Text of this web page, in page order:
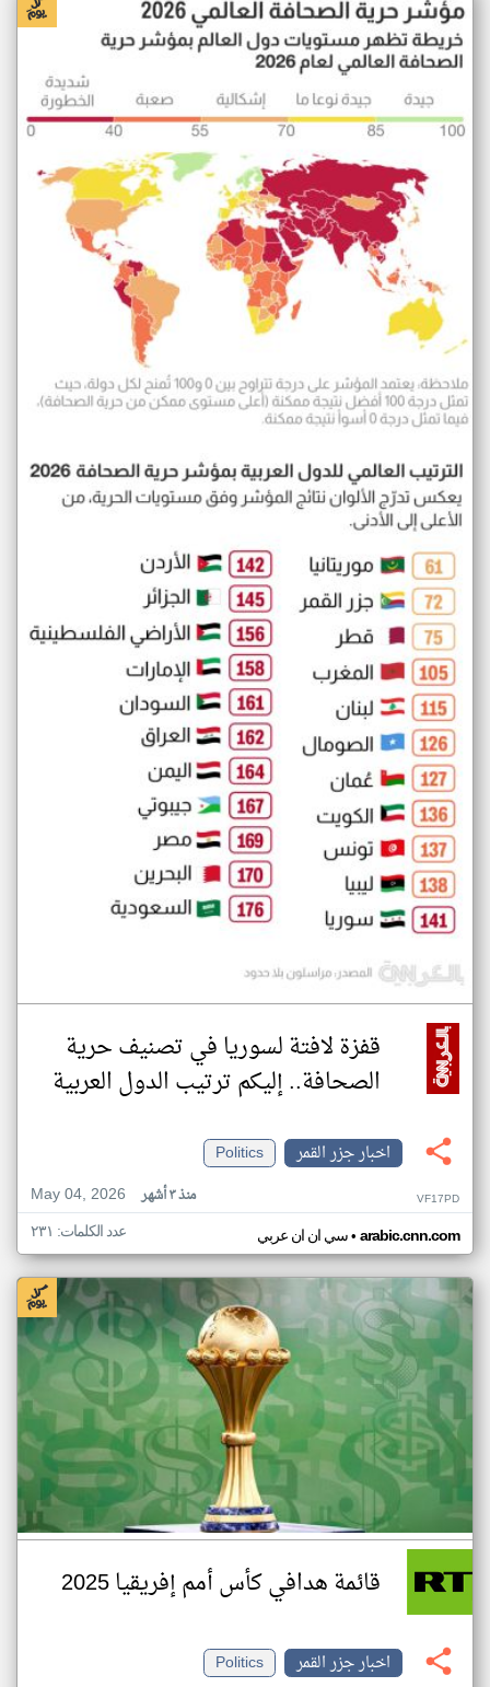
قفزة لافتة لسوريا في تصنيف حرية
الصحافة.. إليكم ترتيب الدول العربية
اخبار جزر القمر
Politics
May 04, 2026
منذ ٣ أشهر VF17PD
سي ان ان عربي• arabic.cnn.com عدد الكلمات: ٢٣١
قائمة هدافي كأس أمم إفريقيا 2025
اخبار جزر القمر
Politics